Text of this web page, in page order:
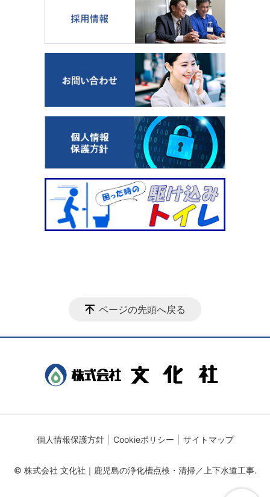
ページの先頭へ戻る
個人情報保護方針 Cookieポリシー サイトマップ
© 株式会社 文化社｜鹿児島の浄化槽点検・清掃／上下水道工事.